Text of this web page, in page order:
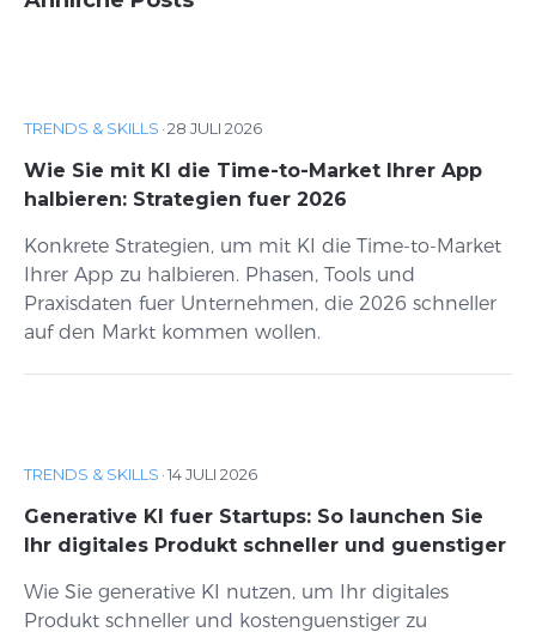
TRENDS & SKILLS ·28 JULI 2026
Wie Sie mit KI die Time-to-Market Ihrer App
halbieren: Strategien fuer 2026
Konkrete Strategien, um mit KI die Time-to-Market
Ihrer App zu halbieren. Phasen, Tools und
Praxisdaten fuer Unternehmen, die 2026 schneller
auf den Markt kommen wollen.
TRENDS & SKILLS ·14 JULI 2026
Generative KI fuer Startups: So launchen Sie
Ihr digitales Produkt schneller und guenstiger
Wie Sie generative KI nutzen, um Ihr digitales
Produkt schneller und kostenguenstiger zu